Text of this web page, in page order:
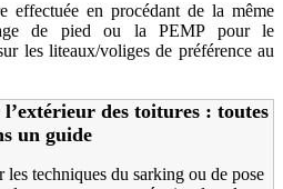
effectuée en procédant de la même
de pied ou la PEMP pour le
les liteaux/voliges de préférence au
des toitures : toutes
un guide
techniques du sarking ou de pose